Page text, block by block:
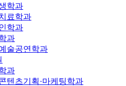
학과
료학과
학과
과
술공연학과
과
텐츠기획·마케팅학과